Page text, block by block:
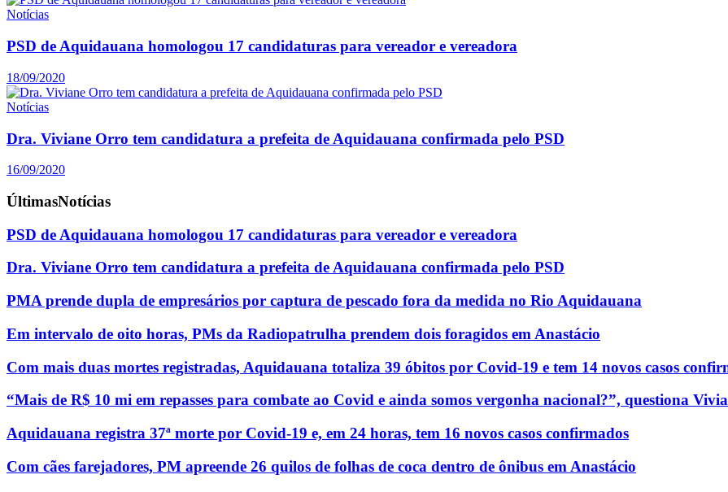
Notícias
PSD de Aquidauana homologou 17 candidaturas para vereador e vereadora
18/09/2020
Notícias
Dra. Viviane Orro tem candidatura a prefeita de Aquidauana confirmada pelo PSD
16/09/2020
ÚltimasNotícias
PSD de Aquidauana homologou 17 candidaturas para vereador e vereadora
Dra. Viviane Orro tem candidatura a prefeita de Aquidauana confirmada pelo PSD
PMA prende dupla de empresários por captura de pescado fora da medida no Rio Aquidauana
Em intervalo de oito horas, PMs da Radiopatrulha prendem dois foragidos em Anastácio
Com mais duas mortes registradas, Aquidauana totaliza 39 óbitos por Covid-19 e tem 14 novos casos
“Mais de R$ 10 mi em repasses para combate ao Covid e ainda somos vergonha nacional?”, questiona
Aquidauana registra 37ª morte por Covid-19 e, em 24 horas, tem 16 novos casos confirmados
Com cães farejadores, PM apreende 26 quilos de folhas de coca dentro de ônibus em Anastácio